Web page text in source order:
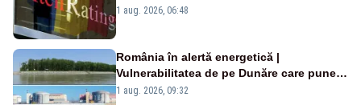
„BBB-” cu perspectivă negativă
1 aug. 2026, 06:48
România în alertă energetică |
Vulnerabilitatea de pe Dunăre care pune
în pericol Centrala Cernavodă era
1 aug. 2026, 09:32